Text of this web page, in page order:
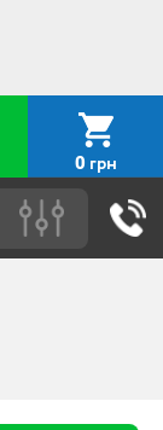
0 грн